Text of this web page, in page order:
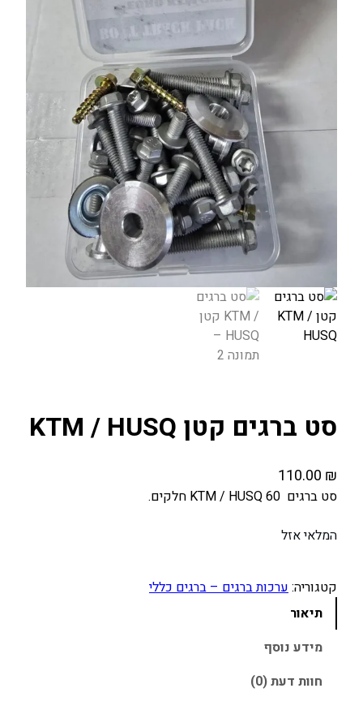
סט ברגים קטן KTM / HUSQ
110.00 ₪
סט ברגים KTM / HUSQ 60 חלקים.
המלאי אזל
קטגוריה:ערכות ברגים – ברגים כללי
תיאור
מידע נוסף
חוות דעת (0)